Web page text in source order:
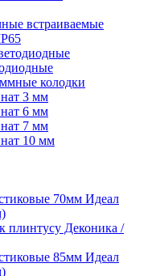
встраиваемые
колодки
3 мм
6 мм
7 мм
10 мм
70мм Идеал
плинтусу Деконика /
85мм Идеал